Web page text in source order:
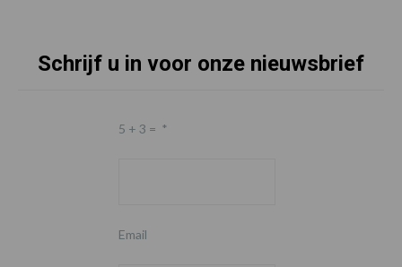
Schrijf u in voor onze nieuwsbrief
5 + 3 = *
Email